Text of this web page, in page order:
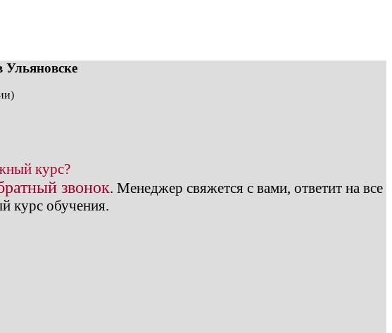
Ульяновске
курс?
звонок. Менеджер свяжется с вами, ответит на все
курс обучения.